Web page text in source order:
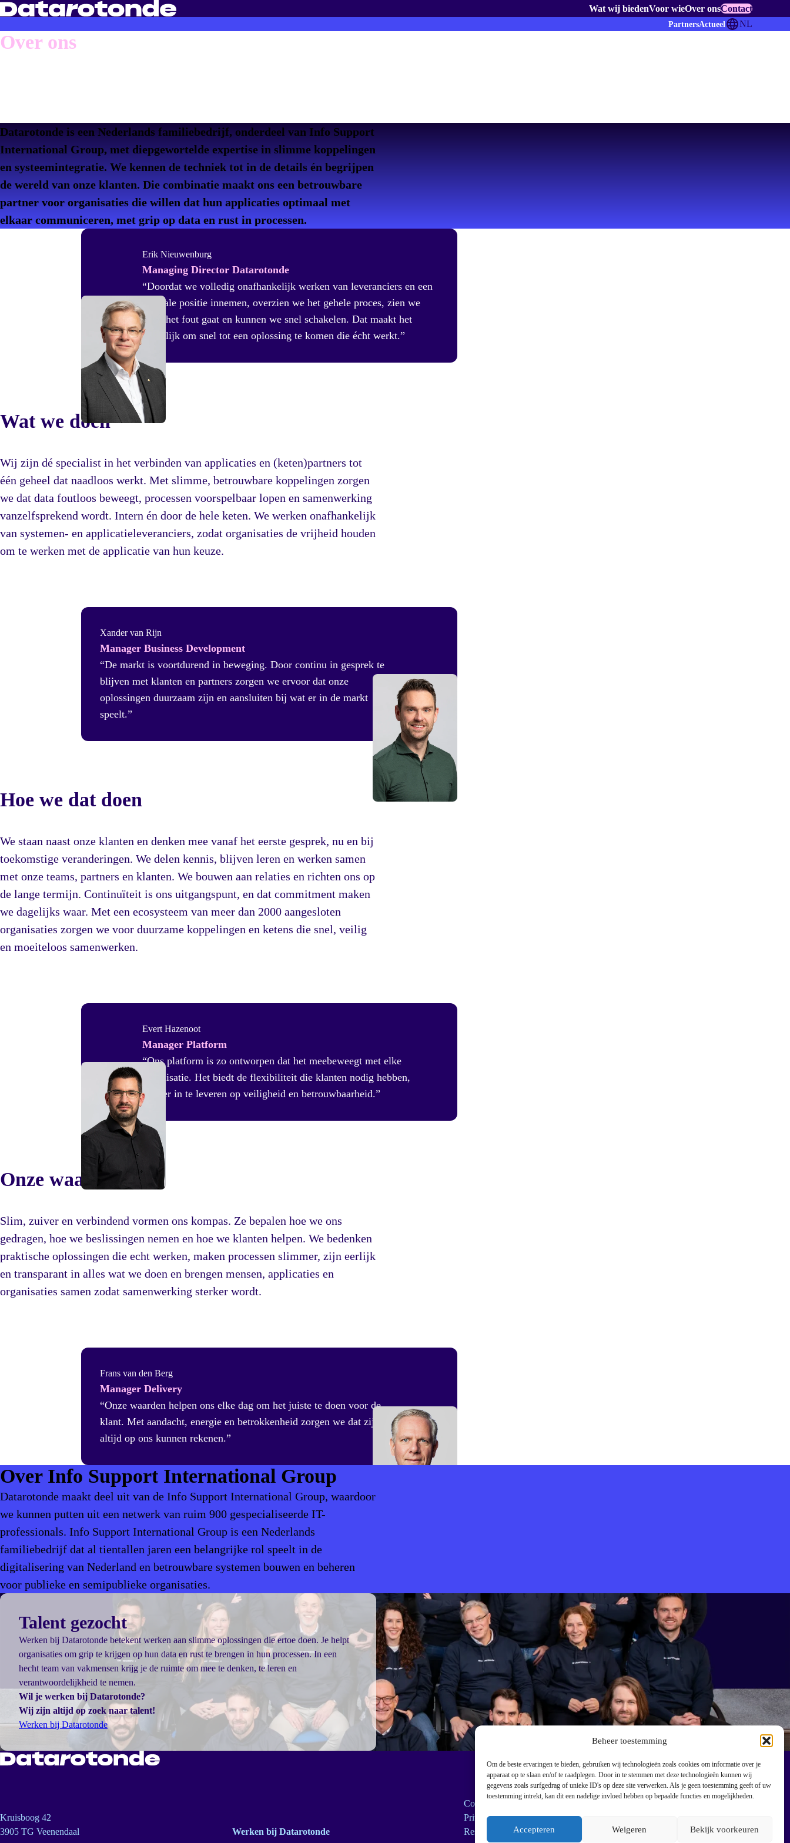
Beheer toestemming
Om de beste ervaringen te bieden, gebruiken wij technologieën zoals cookies om informatie over je
apparaat op te slaan en/of te raadplegen. Door in te stemmen met deze technologieën kunnen wij
gegevens zoals surfgedrag of unieke ID's op deze site verwerken. Als je geen toestemming geeft of uw
toestemming intrekt, kan dit een nadelige invloed hebben op bepaalde functies en mogelijkheden.
Accepteren Weigeren Bekijk voorkeuren
Wat wij biedenVoor wieOver onsContact
PartnersActueel NL
Over ons
Datarotonde is een Nederlands familiebedrijf, onderdeel van Info Support
International Group, met diepgewortelde expertise in slimme koppelingen
en systeemintegratie. We kennen de techniek tot in de details én begrijpen
de wereld van onze klanten. Die combinatie maakt ons een betrouwbare
partner voor organisaties die willen dat hun applicaties optimaal met
elkaar communiceren, met grip op data en rust in processen.
Erik Nieuwenburg
Managing Director Datarotonde
“Doordat we volledig onafhankelijk werken van leveranciers en een
neutrale positie innemen, overzien we het gehele proces, zien we
waar het fout gaat en kunnen we snel schakelen. Dat maakt het
mogelijk om snel tot een oplossing te komen die écht werkt.”
Wat we doen
Wij zijn dé specialist in het verbinden van applicaties en (keten)partners tot
één geheel dat naadloos werkt. Met slimme, betrouwbare koppelingen zorgen
we dat data foutloos beweegt, processen voorspelbaar lopen en samenwerking
vanzelfsprekend wordt. Intern én door de hele keten. We werken onafhankelijk
van systemen- en applicatieleveranciers, zodat organisaties de vrijheid houden
om te werken met de applicatie van hun keuze.
Xander van Rijn
Manager Business Development
“De markt is voortdurend in beweging. Door continu in gesprek te
blijven met klanten en partners zorgen we ervoor dat onze
oplossingen duurzaam zijn en aansluiten bij wat er in de markt
speelt.”
Hoe we dat doen
We staan naast onze klanten en denken mee vanaf het eerste gesprek, nu en bij
toekomstige veranderingen. We delen kennis, blijven leren en werken samen
met onze teams, partners en klanten. We bouwen aan relaties en richten ons op
de lange termijn. Continuïteit is ons uitgangspunt, en dat commitment maken
we dagelijks waar. Met een ecosysteem van meer dan 2000 aangesloten
organisaties zorgen we voor duurzame koppelingen en ketens die snel, veilig
en moeiteloos samenwerken.
Evert Hazenoot
Manager Platform
“Ons platform is zo ontworpen dat het meebeweegt met elke
organisatie. Het biedt de flexibiliteit die klanten nodig hebben,
zonder in te leveren op veiligheid en betrouwbaarheid.”
Onze waarden
Slim, zuiver en verbindend vormen ons kompas. Ze bepalen hoe we ons
gedragen, hoe we beslissingen nemen en hoe we klanten helpen. We bedenken
praktische oplossingen die echt werken, maken processen slimmer, zijn eerlijk
en transparant in alles wat we doen en brengen mensen, applicaties en
organisaties samen zodat samenwerking sterker wordt.
Frans van den Berg
Manager Delivery
“Onze waarden helpen ons elke dag om het juiste te doen voor de
klant. Met aandacht, energie en betrokkenheid zorgen we dat zij
altijd op ons kunnen rekenen.”
Over Info Support International Group
Datarotonde maakt deel uit van de Info Support International Group, waardoor
we kunnen putten uit een netwerk van ruim 900 gespecialiseerde IT-
professionals. Info Support International Group is een Nederlands
familiebedrijf dat al tientallen jaren een belangrijke rol speelt in de
digitalisering van Nederland en betrouwbare systemen bouwen en beheren
voor publieke en semipublieke organisaties.
Talent gezocht
Werken bij Datarotonde betekent werken aan slimme oplossingen die ertoe doen. Je helpt
organisaties om grip te krijgen op hun data en rust te brengen in hun processen. In een
hecht team van vakmensen krijg je de ruimte om mee te denken, te leren en
verantwoordelijkheid te nemen.
Wil je werken bij Datarotonde?
Wij zijn altijd op zoek naar talent!
Werken bij Datarotonde
Kruisboog 42
3905 TG Veenendaal
Werken bij Datarotonde
Cookie Policy
Privacyverklaring
Responsible Disclosure